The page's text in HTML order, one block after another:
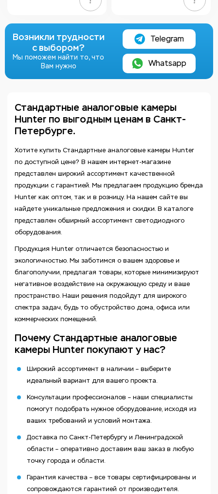
Возникли трудности
с выбором?
Мы поможем найти то, что
Вам нужно
Telegram
Whatsapp
Стандартные аналоговые камеры
Hunter по выгодным ценам в Санкт-
Петербурге.
Хотите купить Стандартные аналоговые камеры Hunter
по доступной цене? В нашем интернет-магазине
представлен широкий ассортимент качественной
продукции с гарантией. Мы предлагаем продукцию бренда
Hunter как оптом, так и в розницу. На нашем сайте вы
найдете уникальные предложения и скидки. В каталоге
представлен обширный ассортимент светодиодного
оборудования.
Продукция Hunter отличается безопасностью и
экологичностью. Мы заботимся о вашем здоровье и
благополучии, предлагая товары, которые минимизируют
негативное воздействие на окружающую среду и ваше
пространство. Наши решения подойдут для широкого
спектра задач, будь то обустройство дома, офиса или
коммерческих помещений.
Почему Стандартные аналоговые
камеры Hunter покупают у нас?
Широкий ассортимент в наличии – выберите
идеальный вариант для вашего проекта.
Консультации профессионалов – наши специалисты
помогут подобрать нужное оборудование, исходя из
ваших требований и условий монтажа.
Доставка по Санкт-Петербургу и Ленинградской
области – оперативно доставим ваш заказ в любую
точку города и области.
Гарантия качества – все товары сертифицированы и
сопровождаются гарантией от производителя.